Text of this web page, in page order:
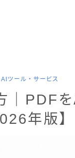
AIツール・サービス
PDFを
年版】